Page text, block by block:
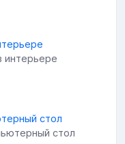
интерьере
стол